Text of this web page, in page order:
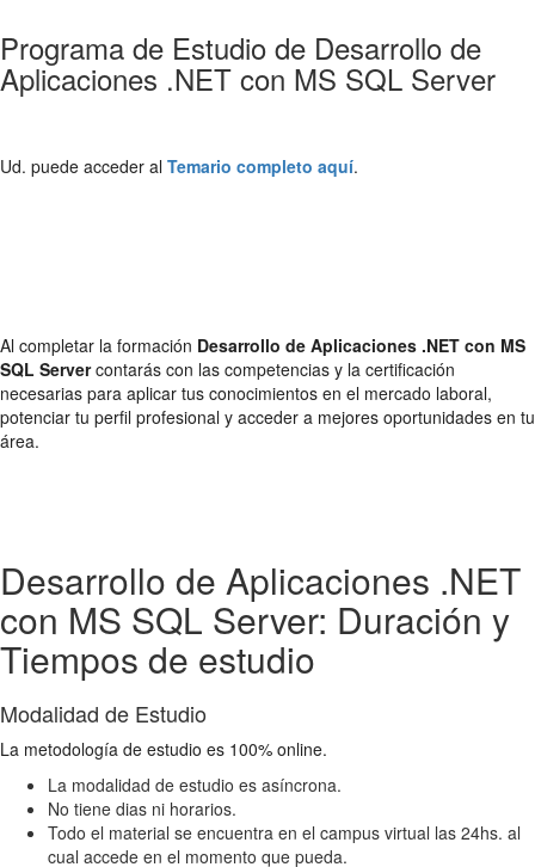
Programa de Estudio de Desarrollo de
Aplicaciones .NET con MS SQL Server
Ud. puede acceder al Temario completo aquí.
Al completar la formación Desarrollo de Aplicaciones .NET con MS
SQL Servercontarás con las competencias y la certificación
necesarias para aplicar tus conocimientos en el mercado laboral,
potenciar tu perfil profesional y acceder a mejores oportunidades en tu
área.
Desarrollo de Aplicaciones .NET
con MS SQL Server: Duración y
Tiempos de estudio
Modalidad de Estudio
La metodología de estudio es 100% online.
La modalidad de estudio es asíncrona.
No tiene dias ni horarios.
Todo el material se encuentra en el campus virtual las 24hs. al
cual accede en el momento que pueda.